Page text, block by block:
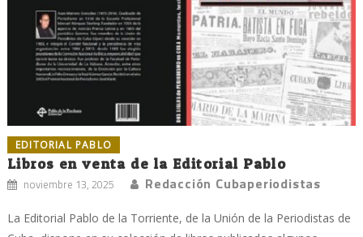
EDITORIAL PABLO
Libros en venta de la Editorial Pablo
noviembre 13, 2025 Redacción Cubaperiodistas
La Editorial Pablo de la Torriente, de la Unión de la Periodistas de